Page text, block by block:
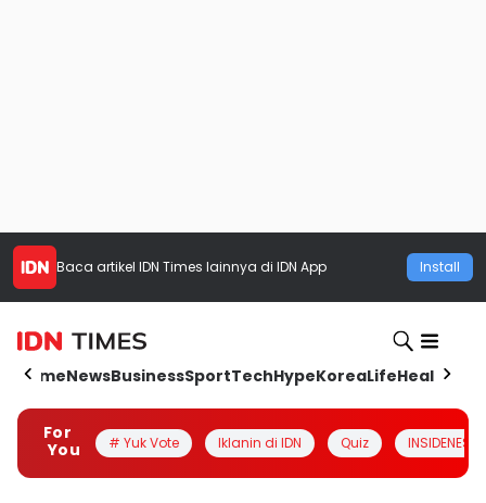
Baca artikel IDN Times lainnya di IDN App Install
HomeNewsBusinessSportTechHypeKoreaLifeHealth
For
You
# Yuk Vote Iklanin di IDN Quiz INSIDENESIA